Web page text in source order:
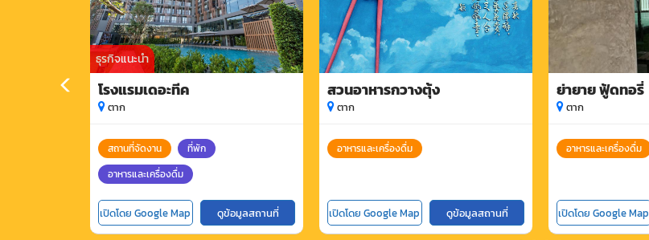
ธุรกิจแนะนำ
โรงแรมเดอะทีค
ตาก
สถานที่จัดงาน
ที่พัก
อาหารและเครื่องดื่ม
เปิดโดย Google Map ดูข้อมูลสถานที่
สวนอาหารกวางตุ้ง
ตาก
อาหารและเครื่องดื่ม
เปิดโดย Google Map ดูข้อมูลสถานที่
ย่ายาย ฟู้ดทอรี่
ตาก
อาหารและเครื่องดื่ม
เปิดโดย Google Map